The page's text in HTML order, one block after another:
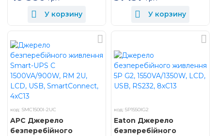
У корзину
У корзину
код: SMC1500I-2UC
APC Джерело
безперебійного
код: 5P1550IG2
Eaton Джерело
безперебійного